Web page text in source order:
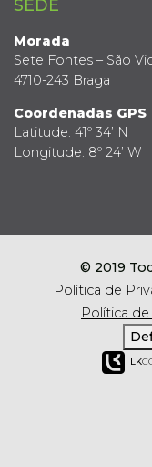
SEDE
Morada
Sete Fontes – São
4710-243 Braga
Coordenadas GPS
Latitude: 41º 34’ N
Longitude: 8º 24’ W
© 2019
Política de
Política
LK